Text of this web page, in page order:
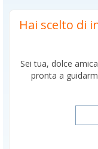
Hai scelto di
Sei tua, dolce
pronta a